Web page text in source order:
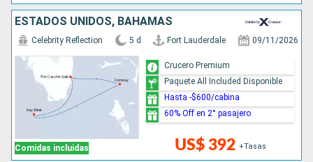
ESTADOS UNIDOS, BAHAMAS
Comidas incluidas
Celebrity Reflection 5 d Fort Lauderdale 09/11/2026
US$ 392 +Tasas
Crucero Premium
Paquete All Included Disponible
Hasta -$600/cabina
60% Off en 2° pasajero